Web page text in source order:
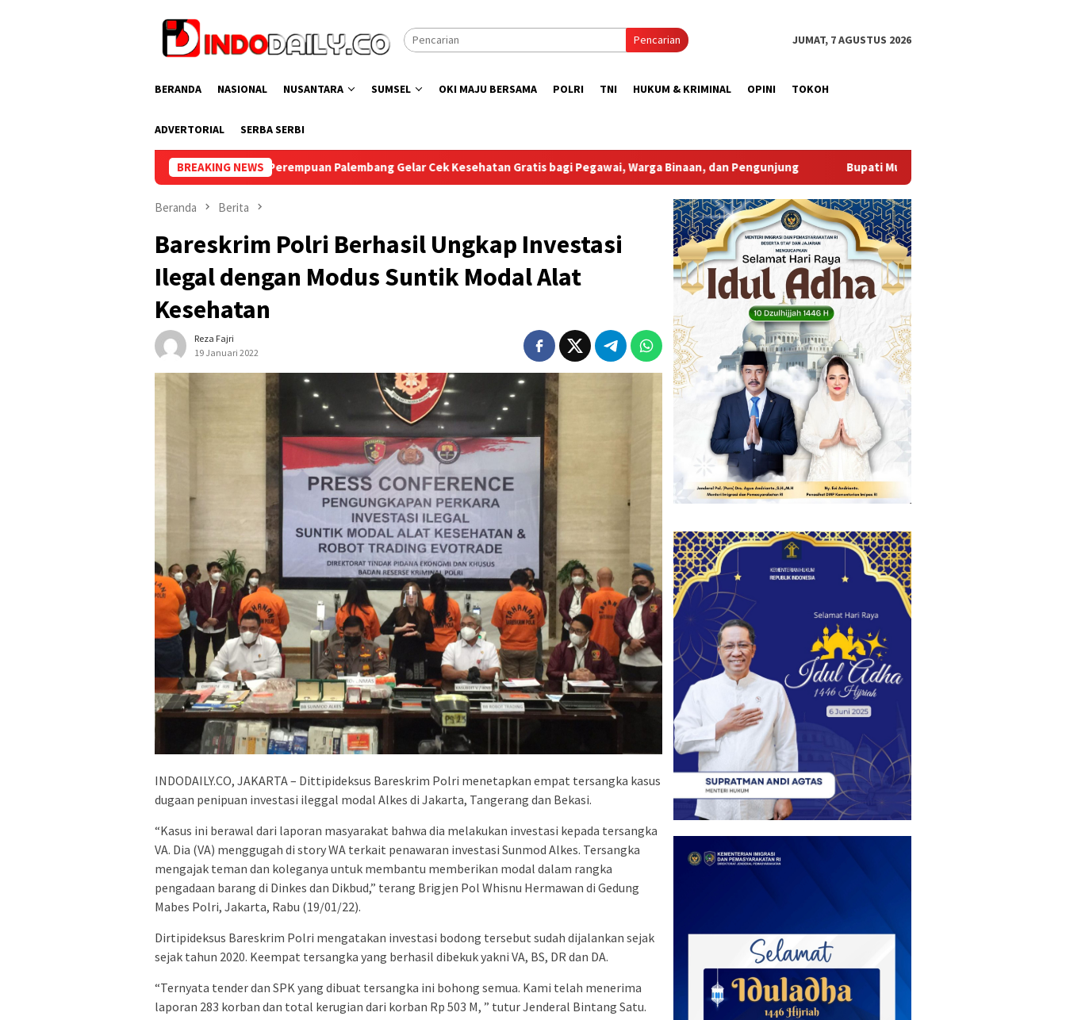
Pencarian JUMAT, 7 AGUSTUS 2026
BERANDA NASIONAL NUSANTARA SUMSEL OKI MAJU BERSAMA POLRI TNI HUKUM & KRIMINAL OPINI TOKOH
ADVERTORIAL SERBA SERBI
BREAKING NEWS
ke-81, Lapas Perempuan Palembang Gelar Cek Kesehatan Gratis bagi Pegawai, Warga Binaan, dan Pengunjung Bupati Muba Sambut Aspirasi Santun Gabungan Lembaga dan
Beranda Berita
Bareskrim Polri Berhasil Ungkap Investasi
Ilegal dengan Modus Suntik Modal Alat
Kesehatan
Reza Fajri
19 Januari 2022
INDODAILY.CO, JAKARTA – Dittipideksus Bareskrim Polri menetapkan empat tersangka kasus
dugaan penipuan investasi ileggal modal Alkes di Jakarta, Tangerang dan Bekasi.
“Kasus ini berawal dari laporan masyarakat bahwa dia melakukan investasi kepada tersangka
VA. Dia (VA) menggugah di story WA terkait penawaran investasi Sunmod Alkes. Tersangka
mengajak teman dan koleganya untuk membantu memberikan modal dalam rangka
pengadaan barang di Dinkes dan Dikbud,” terang Brigjen Pol Whisnu Hermawan di Gedung
Mabes Polri, Jakarta, Rabu (19/01/22).
Dirtipideksus Bareskrim Polri mengatakan investasi bodong tersebut sudah dijalankan sejak
sejak tahun 2020. Keempat tersangka yang berhasil dibekuk yakni VA, BS, DR dan DA.
“Ternyata tender dan SPK yang dibuat tersangka ini bohong semua. Kami telah menerima
laporan 283 korban dan total kerugian dari korban Rp 503 M, ” tutur Jenderal Bintang Satu.